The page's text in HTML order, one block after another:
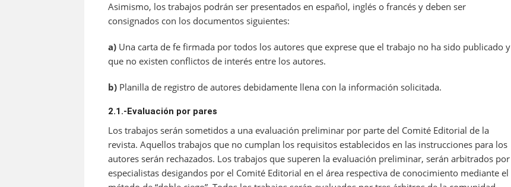
Asimismo, los trabajos podrán ser presentados en español, inglés o francés y deben ser
consignados con los documentos siguientes:
a) Una carta de fe firmada por todos los autores que exprese que el trabajo no ha sido publicado y
que no existen conflictos de interés entre los autores.
b) Planilla de registro de autores debidamente llena con la información solicitada.
2.1.-Evaluación por pares
Los trabajos serán sometidos a una evaluación preliminar por parte del Comité Editorial de la
revista. Aquellos trabajos que no cumplan los requisitos establecidos en las instrucciones para los
autores serán rechazados. Los trabajos que superen la evaluación preliminar, serán arbitrados por
especialistas desigandos por el Comité Editorial en el área respectiva de conocimiento mediante el